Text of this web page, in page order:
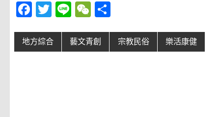
F
c
e
T
tt
er
Li
e
W
C
h
地方綜合 藝文青創 宗教民俗 樂活康健